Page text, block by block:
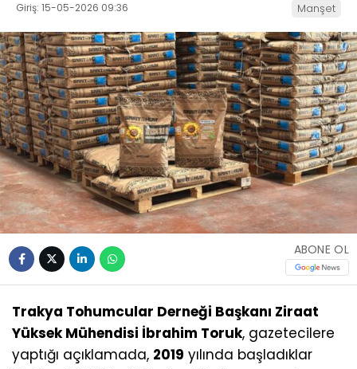
Giriş: 15-05-2026 09:36 Manşet
ABONE OL
Trakya Tohumcular Derneği Başkanı Ziraat
Yüksek Mühendisi İbrahim Toruk, gazetecilere
yaptığı açıklamada, 2019 yılında başladıklar